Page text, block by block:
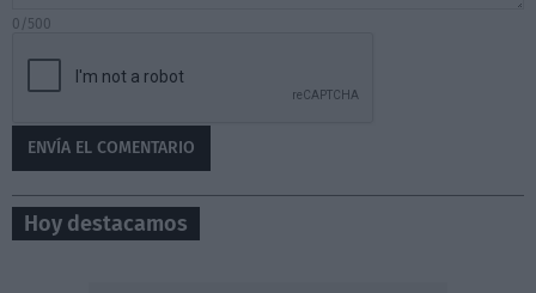
0/500
Hoy destacamos